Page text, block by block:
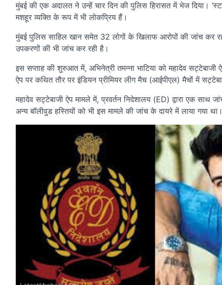
मुंबई की एक अदालत ने उन्हें चार दिन की पुलिस हिरासत में भेज दिया।
मशहूर व्यक्ति के रूप में भी लोकप्रिय हैं।
मुंबई पुलिस साहिल खान समेत 32 लोगों के खिलाफ आरोपों की जांच कर
उपकरणों की भी जांच कर रही है।
इस सप्ताह की शुरुआत में, अभिनेत्री तमन्ना भाटिया को महादेव
ऐप पर कथित तौर पर इंडियन प्रीमियर लीग मैच (आईपीएल) मैचों में
महादेव सट्टेबाजी ऐप मामले में, प्रवर्तन निदेशालय (ED) द्वारा एक साथ
अन्य बॉलीवुड हस्तियों को भी इस मामले की जांच के दायरे में लाया गया